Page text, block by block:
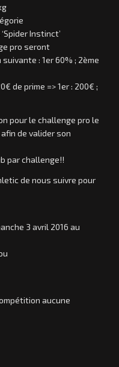
Instinct’
pro seront
: 1er 60% ; 2ème
de prime => 1er : 200€ ;
pour le challenge pro le
de valider son
par challenge!!
de nous suivre pour
3 avril 2016 au
aucune